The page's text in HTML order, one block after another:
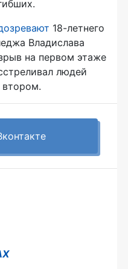
18-летнего
Владислава
на первом этаже
людей
втором.